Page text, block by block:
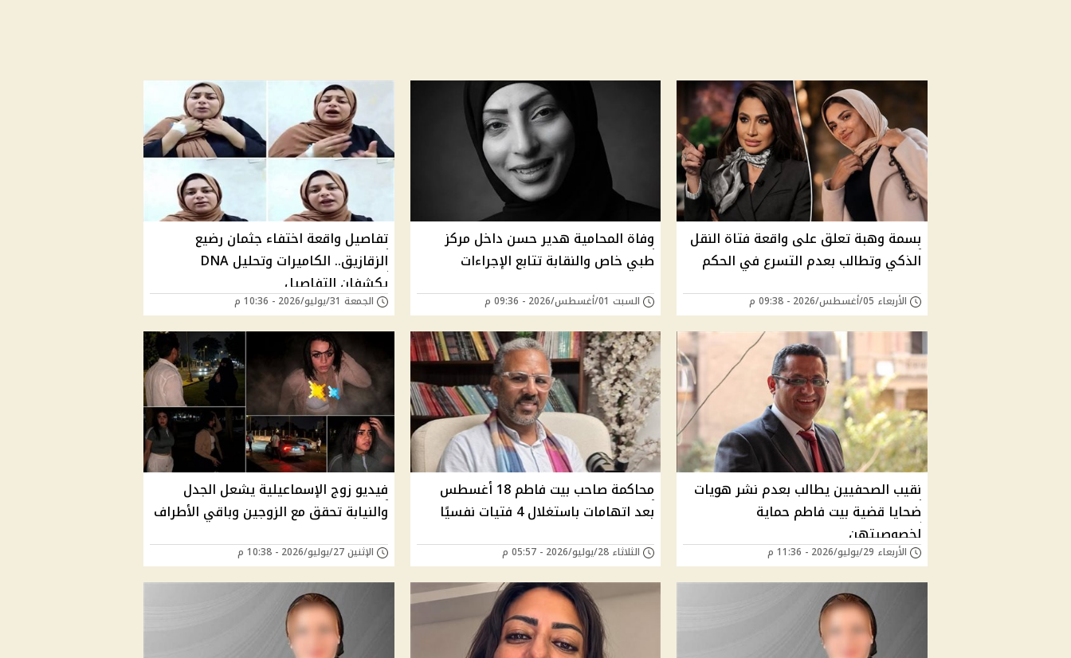
بسمة وهبة تعلق على واقعة فتاة النقل
الذكي وتطالب بعدم التسرع في الحكم
الأربعاء 05/أغسطس/2026 - 09:38 م
وفاة المحامية هدير حسن داخل مركز
طبي خاص والنقابة تتابع الإجراءات
السبت 01/أغسطس/2026 - 09:36 م
تفاصيل واقعة اختفاء جثمان رضيع
الزقازيق.. الكاميرات وتحليل DNA
يكشفان التفاصيل
الجمعة 31/يوليو/2026 - 10:36 م
نقيب الصحفيين يطالب بعدم نشر هويات
ضحايا قضية بيت فاطم حماية
لخصوصيتهن
الأربعاء 29/يوليو/2026 - 11:36 م
محاكمة صاحب بيت فاطم 18 أغسطس
بعد اتهامات باستغلال 4 فتيات نفسيًا
الثلاثاء 28/يوليو/2026 - 05:57 م
فيديو زوج الإسماعيلية يشعل الجدل
والنيابة تحقق مع الزوجين وباقي الأطراف
الإثنين 27/يوليو/2026 - 10:38 م